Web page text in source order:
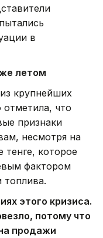
в
летом
крупнейших
отметила, что
признаки
несмотря на
тенге, которое
фактором
топлива.
этого кризиса.
потому что
продажи